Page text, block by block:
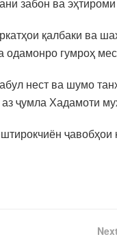
қалбаки ва
одамонро гумроҳ
нест ва шумо
ҷумла Хадамоти
ҷавобҳои